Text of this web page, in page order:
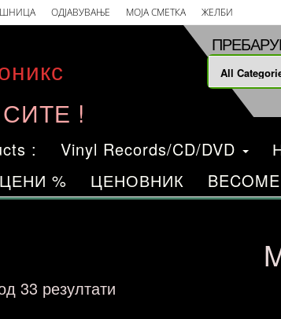
ОДЈАВУВАЊЕ МОЈА СМЕТКА ЖЕЛБИ
!
: Vinyl Records/CD/DVD
%
ЦЕНОВНИК
33 резултати